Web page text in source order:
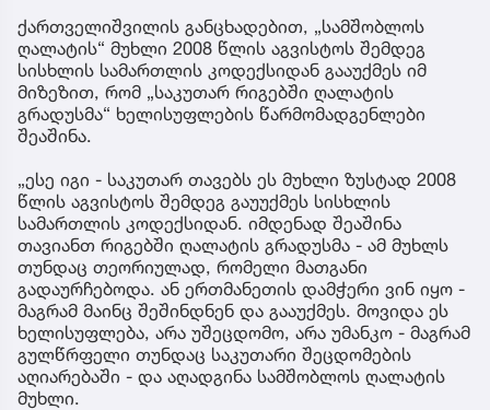
ქართველიშვილის განცხადებით, „სამშობლოს
ღალატის“ მუხლი 2008 წლის აგვისტოს შემდეგ
სისხლის სამართლის კოდექსიდან გააუქმეს იმ
მიზეზით, რომ „საკუთარ რიგებში ღალატის
გრადუსმა“ ხელისუფლების წარმომადგენლები
შეაშინა.
„ესე იგი - საკუთარ თავებს ეს მუხლი ზუსტად 2008
წლის აგვისტოს შემდეგ გაუუქმეს სისხლის
სამართლის კოდექსიდან. იმდენად შეაშინა
თავიანთ რიგებში ღალატის გრადუსმა - ამ მუხლს
თუნდაც თეორიულად, რომელი მათგანი
გადაურჩებოდა. ან ერთმანეთის დამჭერი ვინ იყო -
მაგრამ მაინც შეშინდნენ და გააუქმეს. მოვიდა ეს
ხელისუფლება, არა უშეცდომო, არა უმანკო - მაგრამ
გულწრფელი თუნდაც საკუთარი შეცდომების
აღიარებაში - და აღადგინა სამშობლოს ღალატის
მუხლი.